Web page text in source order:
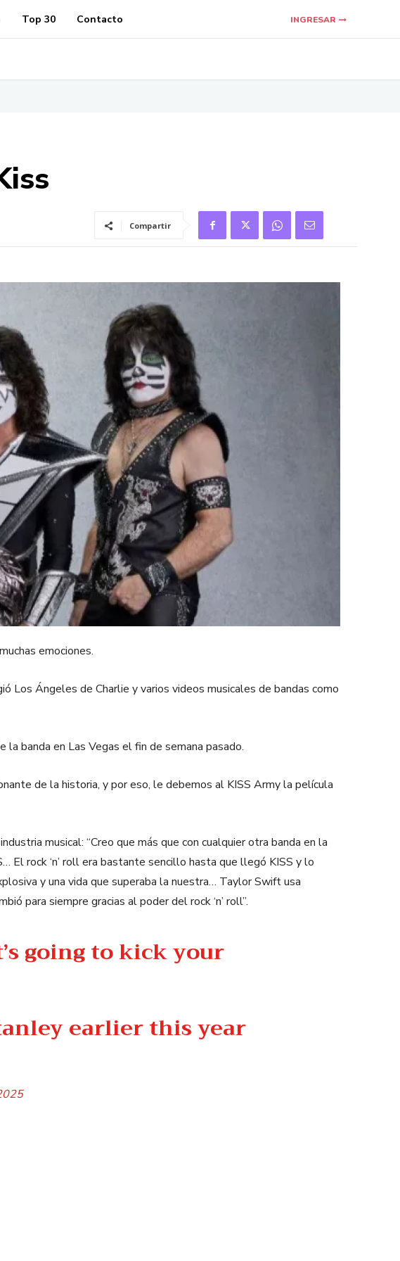
Top 30 Contacto INGRESAR
Compartir
emociones.
Los Ángeles de Charlie y varios videos musicales de bandas como
banda en Las Vegas el fin de semana pasado.
de la historia, y por eso, le debemos al KISS Army la película
musical: “Creo que más que con cualquier otra banda en la
El rock ‘n’ roll era bastante sencillo hasta que llegó KISS y lo
y una vida que superaba la nuestra… Taylor Swift usa
para siempre gracias al poder del rock ‘n’ roll”.
going to kick your
earlier this year